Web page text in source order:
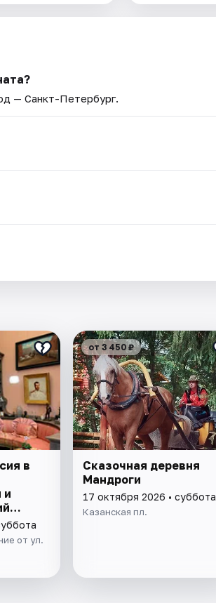
— Санкт-Петербург.
в
и
от ул.
от 3 450 ₽
Сказочная деревня
Мандроги
17 октября 2026 • суббота
Казанская пл.